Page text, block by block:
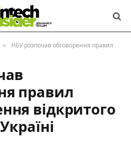
» НБУ розпочав обговорення правил впровадження відкритого банкінгу в Україні
правил
відкритого